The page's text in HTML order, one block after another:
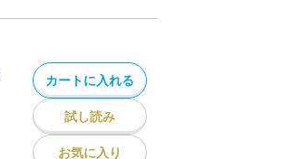
カートに入れる
試し読み
お気に入り